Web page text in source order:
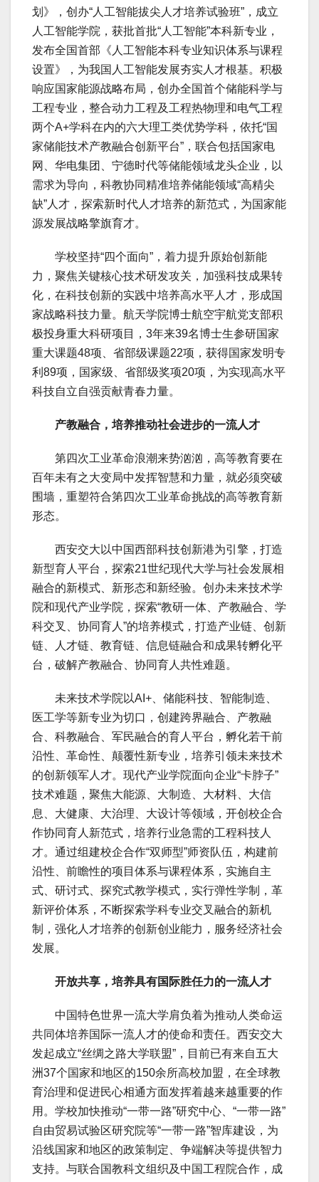
划》，创办“人工智能拔尖人才培养试验班”，成立
人工智能学院，获批首批“人工智能”本科新专业，
发布全国首部《人工智能本科专业知识体系与课程
设置》，为我国人工智能发展夯实人才根基。积极
响应国家能源战略布局，创办全国首个储能科学与
工程专业，整合动力工程及工程热物理和电气工程
两个A+学科在内的六大理工类优势学科，依托“国
家储能技术产教融合创新平台”，联合包括国家电
网、华电集团、宁德时代等储能领域龙头企业，以
需求为导向，科教协同精准培养储能领域“高精尖
缺”人才，探索新时代人才培养的新范式，为国家能
源发展战略擎旗育才。
学校坚持“四个面向”，着力提升原始创新能
力，聚焦关键核心技术研发攻关，加强科技成果转
化，在科技创新的实践中培养高水平人才，形成国
家战略科技力量。航天学院博士航空宇航党支部积
极投身重大科研项目，3年来39名博士生参研国家
重大课题48项、省部级课题22项，获得国家发明专
利89项，国家级、省部级奖项20项，为实现高水平
科技自立自强贡献青春力量。
产教融合，培养推动社会进步的一流人才
第四次工业革命浪潮来势汹汹，高等教育要在
百年未有之大变局中发挥智慧和力量，就必须突破
围墙，重塑符合第四次工业革命挑战的高等教育新
形态。
西安交大以中国西部科技创新港为引擎，打造
新型育人平台，探索21世纪现代大学与社会发展相
融合的新模式、新形态和新经验。创办未来技术学
院和现代产业学院，探索“教研一体、产教融合、学
科交叉、协同育人”的培养模式，打造产业链、创新
链、人才链、教育链、信息链融合和成果转孵化平
台，破解产教融合、协同育人共性难题。
未来技术学院以AI+、储能科技、智能制造、
医工学等新专业为切口，创建跨界融合、产教融
合、科教融合、军民融合的育人平台，孵化若干前
沿性、革命性、颠覆性新专业，培养引领未来技术
的创新领军人才。现代产业学院面向企业“卡脖子”
技术难题，聚焦大能源、大制造、大材料、大信
息、大健康、大治理、大设计等领域，开创校企合
作协同育人新范式，培养行业急需的工程科技人
才。通过组建校企合作“双师型”师资队伍，构建前
沿性、前瞻性的项目体系与课程体系，实施自主
式、研讨式、探究式教学模式，实行弹性学制，革
新评价体系，不断探索学科专业交叉融合的新机
制，强化人才培养的创新创业能力，服务经济社会
发展。
开放共享，培养具有国际胜任力的一流人才
中国特色世界一流大学肩负着为推动人类命运
共同体培养国际一流人才的使命和责任。西安交大
发起成立“丝绸之路大学联盟”，目前已有来自五大
洲37个国家和地区的150余所高校加盟，在全球教
育治理和促进民心相通方面发挥着越来越重要的作
用。学校加快推动“一带一路”研究中心、“一带一路”
自由贸易试验区研究院等“一带一路”智库建设，为
沿线国家和地区的政策制定、争端解决等提供智力
支持。与联合国教科文组织及中国工程院合作，成